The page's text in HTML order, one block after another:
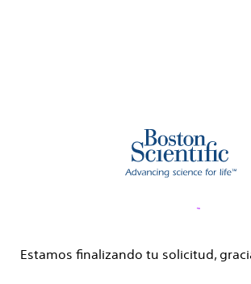
Estamos finalizando tu solicitud,